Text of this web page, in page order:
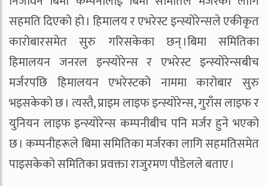
सहमति दिएको हो । हिमालय र एभरेस्ट इन्स्योरेन्सले एकीकृत
कारोबारसमेत सुरु गरिसकेका छन् ।बिमा समितिका
हिमालयन जनरल इन्स्योरेन्स र एभरेस्ट इन्स्योरेन्सबीच
मर्जरपछि हिमालयन एभरेस्टको नाममा कारोबार सुरु
भइसकेको छ । त्यस्तै, प्राइम लाइफ इन्स्योरेन्स, गुराँस लाइफ र
युनियन लाइफ इन्स्योरेन्स कम्पनीबीच पनि मर्जर हुने भएको
छ । कम्पनीहरूले बिमा समितिका मर्जरका लागि सहमतिसमेत
पाइसकेको समितिका प्रवक्ता राजुरमण पौडेलले बताए ।